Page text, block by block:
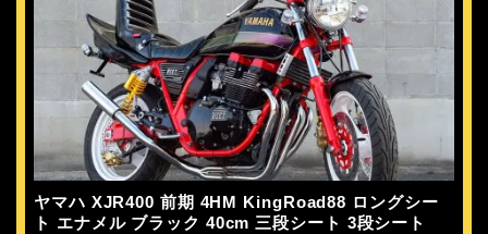
ヤマハ XJR400 前期 4HM KingRoad88 ロングシー
ト エナメル ブラック 40cm 三段シート 3段シート